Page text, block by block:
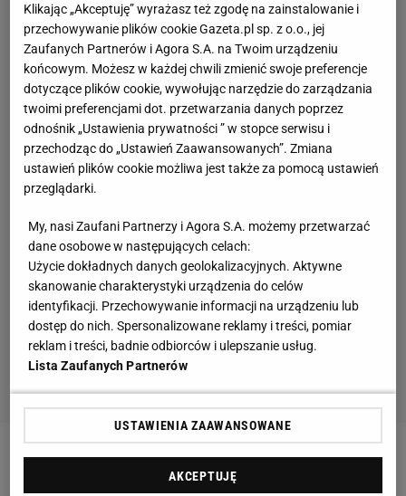
Zobacz wideoVuković nie może narzekać na brak
ofert. "Z odbieraniem telefonu nie mam problemu"
Klikając „Akceptuję” wyrażasz też zgodę na zainstalowanie i
przechowywanie plików cookie Gazeta.pl sp. z o.o., jej
Zaufanych Partnerów i Agora S.A. na Twoim urządzeniu
końcowym. Możesz w każdej chwili zmienić swoje preferencje
dotyczące plików cookie, wywołując narzędzie do zarządzania
twoimi preferencjami dot. przetwarzania danych poprzez
odnośnik „Ustawienia prywatności ” w stopce serwisu i
przechodząc do „Ustawień Zaawansowanych”. Zmiana
ustawień plików cookie możliwa jest także za pomocą ustawień
przeglądarki.
My, nasi Zaufani Partnerzy i Agora S.A. możemy przetwarzać
dane osobowe w następujących celach:
Użycie dokładnych danych geolokalizacyjnych. Aktywne
skanowanie charakterystyki urządzenia do celów
identyfikacji. Przechowywanie informacji na urządzeniu lub
dostęp do nich. Spersonalizowane reklamy i treści, pomiar
reklam i treści, badnie odbiorców i ulepszanie usług.
Lista Zaufanych Partnerów
USTAWIENIA ZAAWANSOWANE
AKCEPTUJĘ